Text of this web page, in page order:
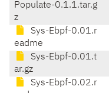
Populate-0.1.1.tar.g
z
Sys-Ebpf-0.01.r
eadme
Sys-Ebpf-0.01.t
ar.gz
Sys-Ebpf-0.02.r